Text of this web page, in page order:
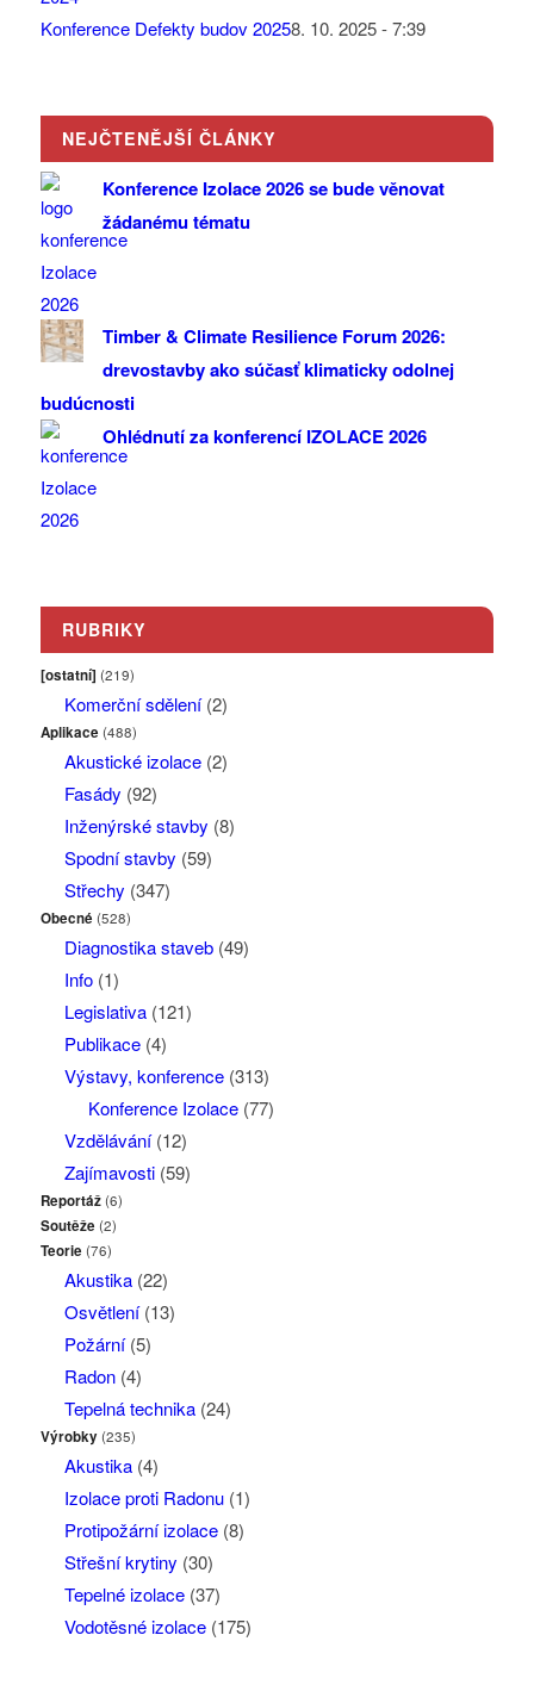
Konference Defekty budov 20258. 10. 2025 - 7:39
NEJČTENĚJŠÍ ČLÁNKY
Konference Izolace 2026 se bude věnovat
žádanému tématu
Timber & Climate Resilience Forum 2026:
drevostavby ako súčasť klimaticky odolnej
budúcnosti
Ohlédnutí za konferencí IZOLACE 2026
RUBRIKY
[ostatní] (219)
Komerční sdělení(2)
Aplikace (488)
Akustické izolace(2)
Fasády (92)
Inženýrské stavby (8)
Spodní stavby (59)
Střechy (347)
Obecné (528)
Diagnostika staveb(49)
Info(1)
Legislativa(121)
Publikace(4)
Výstavy, konference(313)
Konference Izolace(77)
Vzdělávání(12)
Zajímavosti(59)
Reportáž(6)
Soutěže (2)
Teorie (76)
Akustika(22)
Osvětlení(13)
Požární(5)
Radon(4)
Tepelná technika(24)
Výrobky(235)
Akustika(4)
Izolace proti Radonu(1)
Protipožární izolace(8)
Střešní krytiny (30)
Tepelné izolace(37)
Vodotěsné izolace(175)